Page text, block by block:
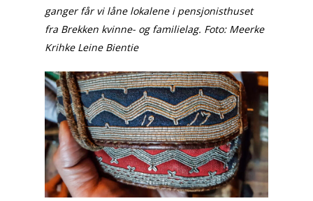
ganger får vi låne lokalene i pensjonisthuset
fra Brekken kvinne- og familielag. Foto: Meerke
Krihke Leine Bientie